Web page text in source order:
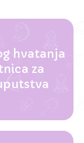
hvatanja
za